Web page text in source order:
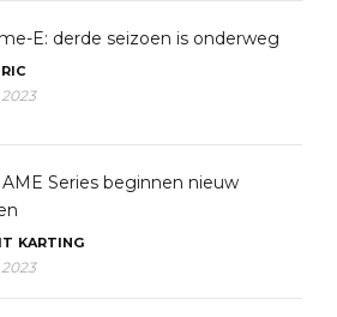
E: derde seizoen is onderweg
Series beginnen nieuw
KARTING